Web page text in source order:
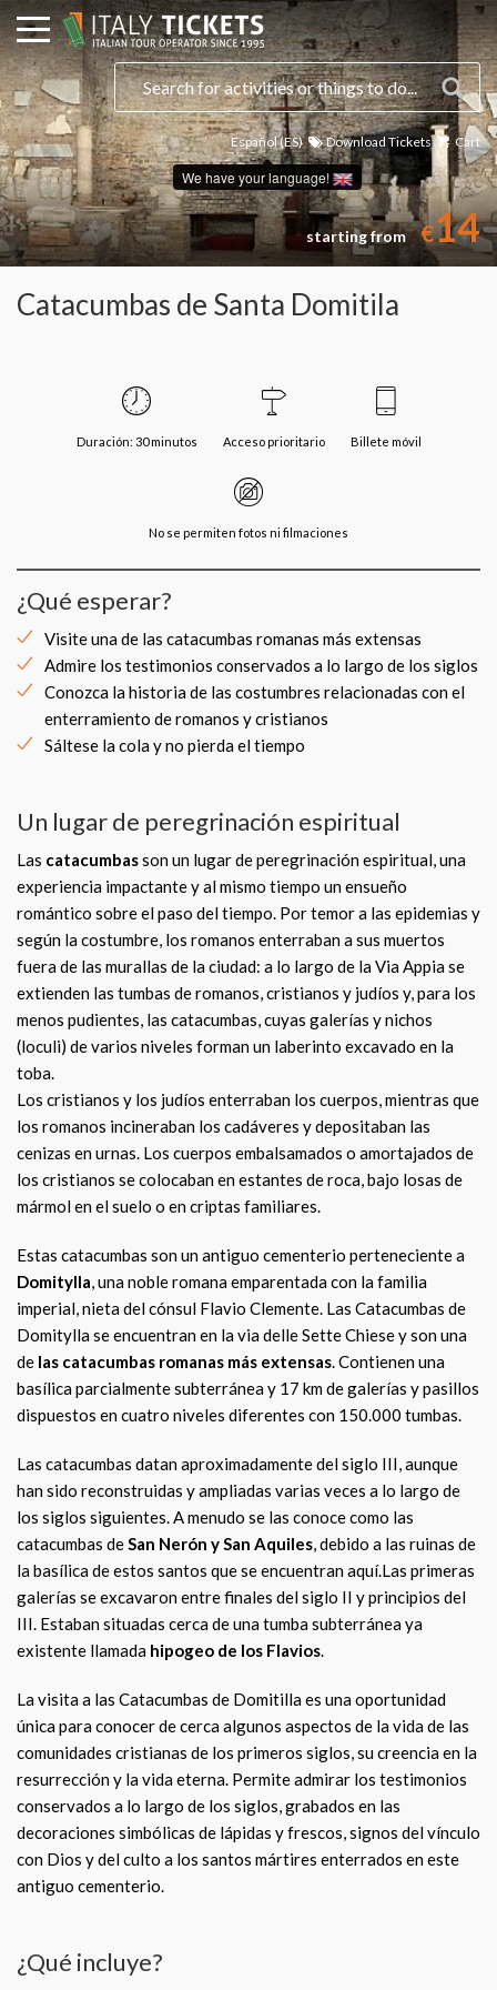
Español (ES)
We have your language!
Download Tickets Cart
starting from €14
Catacumbas de Santa Domitila
Duración: 30 minutos Acceso prioritario Billete móvil
No se permiten fotos ni filmaciones
¿Qué esperar?
Visite una de las catacumbas romanas más extensas
Admire los testimonios conservados a lo largo de los siglos
Conozca la historia de las costumbres relacionadas con el
enterramiento de romanos y cristianos
Sáltese la cola y no pierda el tiempo
Un lugar de peregrinación espiritual
Las catacumbasson un lugar de peregrinación espiritual, una
experiencia impactante y al mismo tiempo un ensueño
romántico sobre el paso del tiempo. Por temor a las epidemias y
según la costumbre, los romanos enterraban a sus muertos
fuera de las murallas de la ciudad: a lo largo de la Via Appia se
extienden las tumbas de romanos, cristianos y judíos y, para los
menos pudientes, las catacumbas, cuyas galerías y nichos
(loculi) de varios niveles forman un laberinto excavado en la
toba.
Los cristianos y los judíos enterraban los cuerpos, mientras que
los romanos incineraban los cadáveres y depositaban las
cenizas en urnas. Los cuerpos embalsamados o amortajados de
los cristianos se colocaban en estantes de roca, bajo losas de
mármol en el suelo o en criptas familiares.
Estas catacumbas son un antiguo cementerio perteneciente a
Domitylla, una noble romana emparentada con la familia
imperial, nieta del cónsul Flavio Clemente. Las Catacumbas de
Domitylla se encuentran en la via delle Sette Chiese y son una
de las catacumbas romanas más extensas. Contienen una
basílica parcialmente subterránea y 17 km de galerías y pasillos
dispuestos en cuatro niveles diferentes con 150.000 tumbas.
Las catacumbas datan aproximadamente del siglo III, aunque
han sido reconstruidas y ampliadas varias veces a lo largo de
los siglos siguientes. A menudo se las conoce como las
catacumbas deSan Nerón y San Aquiles, debido a las ruinas de
la basílica de estos santos que se encuentran aquí.Las primeras
galerías se excavaron entre finales del siglo II y principios del
III. Estaban situadas cerca de una tumba subterránea ya
existente llamada hipogeo de los Flavios.
La visita a las Catacumbas de Domitilla es una oportunidad
única para conocer de cerca algunos aspectos de la vida de las
comunidades cristianas de los primeros siglos, su creencia en la
resurrección y la vida eterna. Permite admirar los testimonios
conservados a lo largo de los siglos, grabados en las
decoraciones simbólicas de lápidas y frescos, signos del vínculo
con Dios y del culto a los santos mártires enterrados en este
antiguo cementerio.
¿Qué incluye?